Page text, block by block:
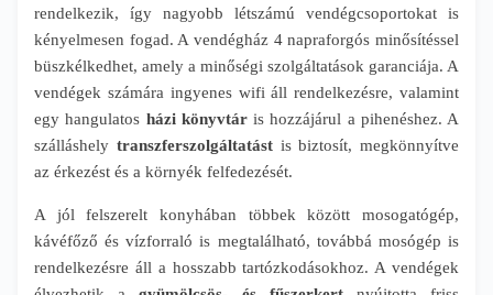
rendelkezik, így nagyobb létszámú vendégcsoportokat is
kényelmesen fogad. A vendégház 4 napraforgós minősítéssel
büszkélkedhet, amely a minőségi szolgáltatások garanciája. A
vendégek számára ingyenes wifi áll rendelkezésre, valamint
egy hangulatos házi könyvtáris hozzájárul a pihenéshez. A
szálláshely transzferszolgáltatástis biztosít, megkönnyítve
az érkezést és a környék felfedezését.
A jól felszerelt konyhában többek között mosogatógép,
kávéfőző és vízforraló is megtalálható, továbbá mosógép is
rendelkezésre áll a hosszabb tartózkodásokhoz. A vendégek